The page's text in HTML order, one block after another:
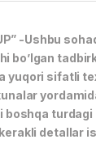
-Ushbu
bo’lgan
yuqori sifatli
boshqa
detallar